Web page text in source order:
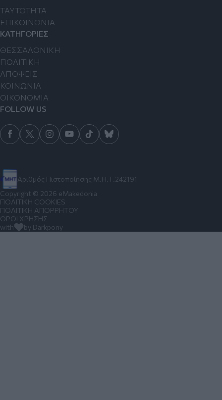
Αριθμός Πιστοποίησης Μ.Η.Τ.242191
TAYTOTHTA
ΕΠΙΚΟΙΝΩΝΙΑ
ΚΑΤΗΓΟΡΙΕΣ
ΘΕΣΣΑΛΟΝΙΚΗ
ΠΟΛΙΤΙΚΗ
ΑΠΟΨΕΙΣ
ΚΟΙΝΩΝΙΑ
ΟΙΚΟΝΟΜΙΑ
FOLLOW US
Copyright © 2026 eMakedonia
ΠΟΛΙΤΙΚΗ COOKIES
ΠΟΛΙΤΙΚΗ ΑΠΟΡΡΗΤΟΥ
ΟΡΟΙ ΧΡΗΣΗΣ
with
by Darkpony